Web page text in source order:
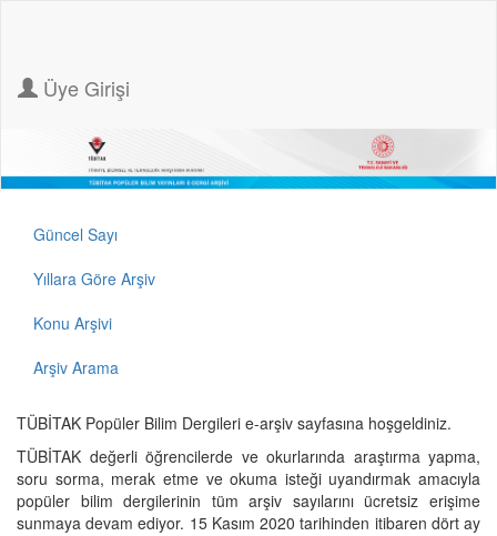
Üye Girişi
Güncel Sayı
Yıllara Göre Arşiv
Konu Arşivi
Arşiv Arama
TÜBİTAK Popüler Bilim Dergileri e-arşiv sayfasına hoşgeldiniz.
TÜBİTAK değerli öğrencilerde ve okurlarında araştırma yapma,
soru sorma, merak etme ve okuma isteği uyandırmak amacıyla
popüler bilim dergilerinin tüm arşiv sayılarını ücretsiz erişime
sunmaya devam ediyor. 15 Kasım 2020 tarihinden itibaren dört ay